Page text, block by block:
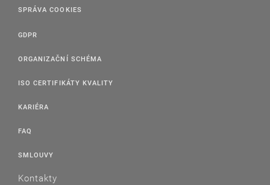
SPRÁVA COOKIES
GDPR
ORGANIZAČNÍ SCHÉMA
ISO CERTIFIKÁTY KVALITY
KARIÉRA
FAQ
SMLOUVY
Kontakty